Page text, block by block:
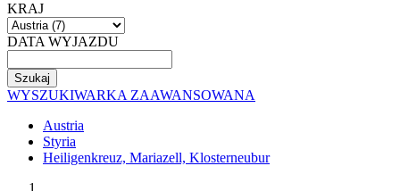
KRAJ
DATA WYJAZDU
WYSZUKIWARKA ZAAWANSOWANA
Austria
Styria
Heiligenkreuz, Mariazell, Klosterneubur